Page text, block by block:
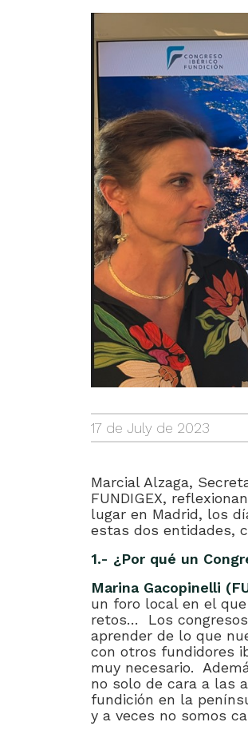
17 de July de 2023
Marcial Alzaga,
FUNDIGEX,
lugar en Madrid, los
estas dos entidades,
1.- ¿Por qué un
Marina Gacopinelli
un foro local en el
retos… Los
aprender de lo que
con otros fundidores
muy necesario.
no solo de cara a las
fundición en la
y a veces no somos